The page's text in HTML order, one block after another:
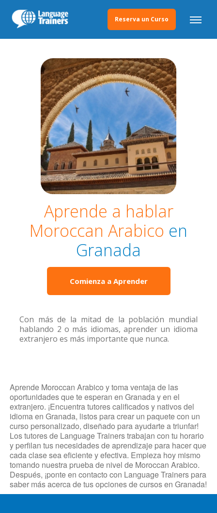
Reserva un Curso
Aprende a hablar
Moroccan Arabico en
Granada
Comienza a Aprender
Con más de la mitad de la población mundial
hablando 2 o más idiomas, aprender un idioma
extranjero es más importante que nunca.
Aprende Moroccan Arabico y toma ventaja de las
oportunidades que te esperan en Granada y en el
extranjero. ¡Encuentra tutores calificados y nativos del
idioma en Granada, listos para crear un paquete con un
curso personalizado, diseñado para ayudarte a triunfar!
Los tutores de Language Trainers trabajan con tu horario
y perfilan tus necesidades de aprendizaje para hacer que
cada clase sea eficiente y efectiva. Empieza hoy mismo
tomando nuestra prueba de nivel de Moroccan Arabico.
Después, ¡ponte en contacto con Language Trainers para
saber más acerca de tus opciones de cursos en Granada!